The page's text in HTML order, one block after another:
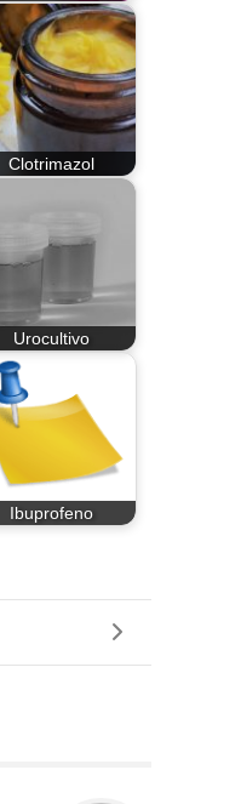
Clotrimazol
Urocultivo
Ibuprofeno